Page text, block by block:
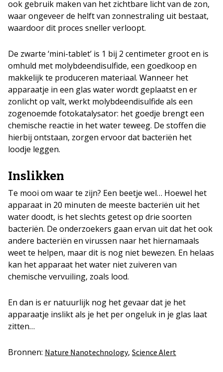
ook gebruik maken van het zichtbare licht van de zon,
waar ongeveer de helft van zonnestraling uit bestaat,
waardoor dit proces sneller verloopt.
De zwarte ‘mini-tablet’ is 1 bij 2 centimeter groot en is
omhuld met molybdeendisulfide, een goedkoop en
makkelijk te produceren materiaal. Wanneer het
apparaatje in een glas water wordt geplaatst en er
zonlicht op valt, werkt molybdeendisulfide als een
zogenoemde fotokatalysator: het goedje brengt een
chemische reactie in het water teweeg. De stoffen die
hierbij ontstaan, zorgen ervoor dat bacteriën het
loodje leggen.
Inslikken
Te mooi om waar te zijn? Een beetje wel… Hoewel het
apparaat in 20 minuten de meeste bacteriën uit het
water doodt, is het slechts getest op drie soorten
bacteriën. De onderzoekers gaan ervan uit dat het ook
andere bacteriën en virussen naar het hiernamaals
weet te helpen, maar dit is nog niet bewezen. En helaas
kan het apparaat het water niet zuiveren van
chemische vervuiling, zoals lood.
En dan is er natuurlijk nog het gevaar dat je het
apparaatje inslikt als je het per ongeluk in je glas laat
zitten…
Bronnen: Nature Nanotechnology, Science Alert